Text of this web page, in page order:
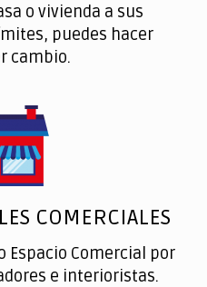
o vivienda a sus
puedes hacer
cambio.
COMERCIALES
Espacio Comercial por
e interioristas.